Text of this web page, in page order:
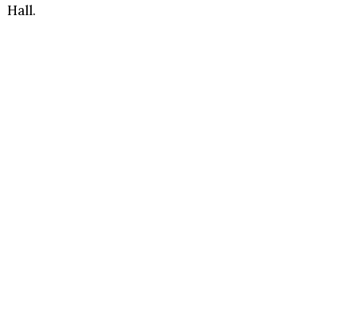
Hall.